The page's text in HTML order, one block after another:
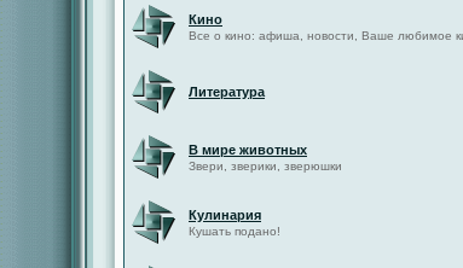
Кино
Все о кино: афиша, новости, Ваше любимое
Литература
В мире животных
Звери, зверики, зверюшки
Кулинария
Кушать подано!